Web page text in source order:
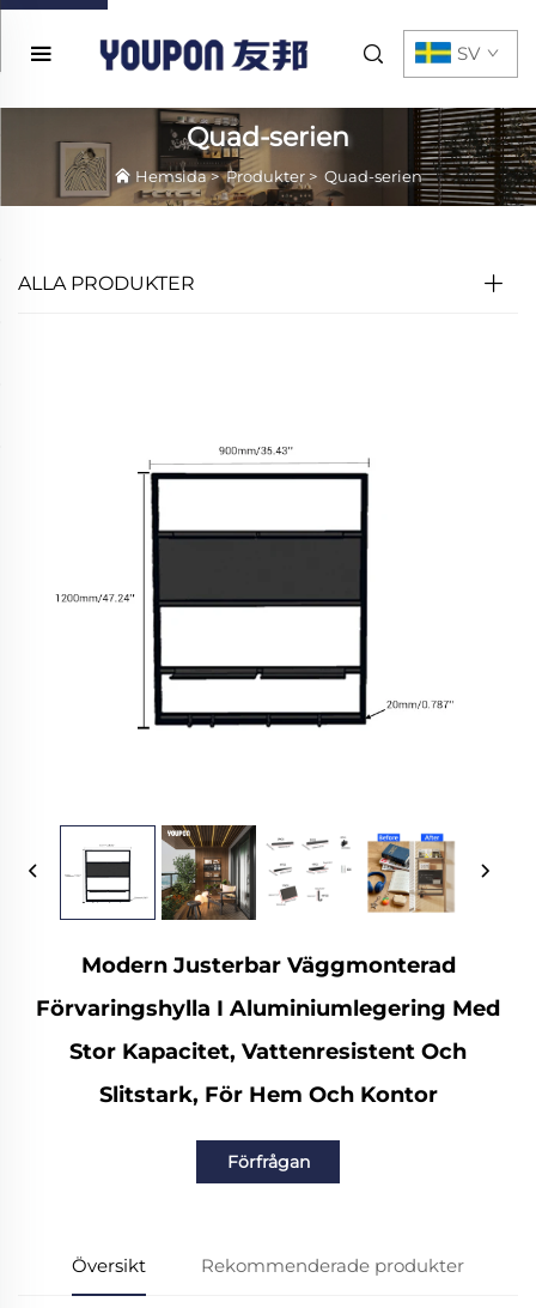
SV
Quad-serien
Hemsida>Produkter > Quad-serien
ALLA PRODUKTER
Modern Justerbar Väggmonterad
Förvaringshylla I Aluminiumlegering Med
Stor Kapacitet, Vattenresistent Och
Slitstark, För Hem Och Kontor
Förfrågan
Översikt Rekommenderade produkter